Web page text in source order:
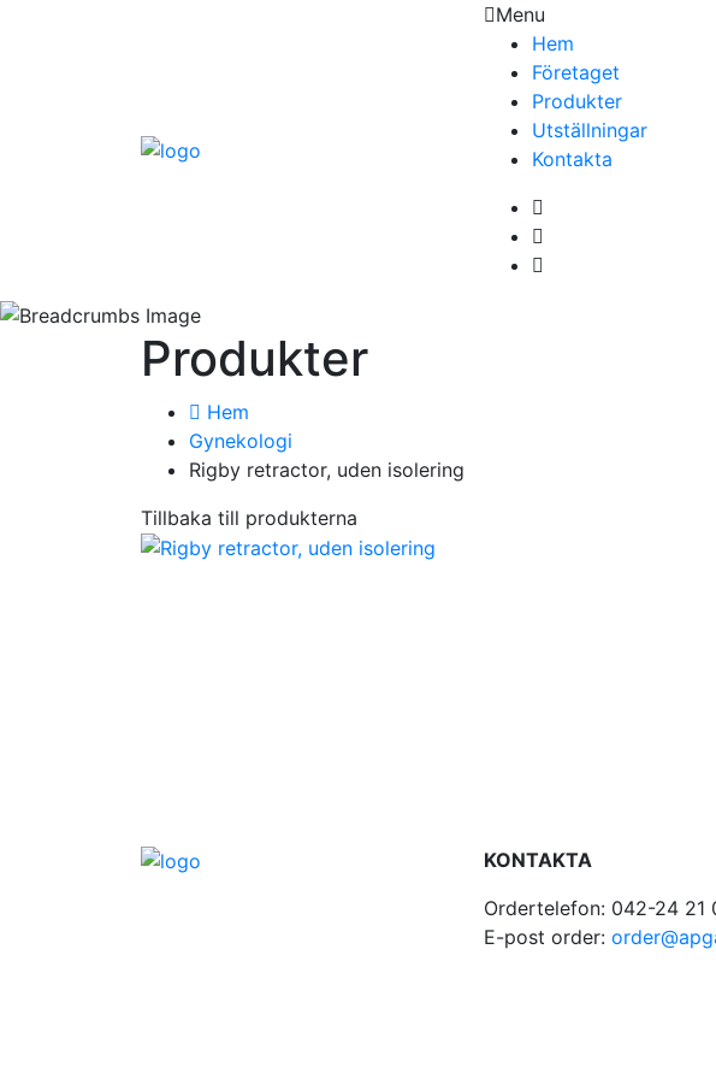
Menu
Hem
Företaget
Produkter
Utställningar
Kontakta
Produkter
Hem
Gynekologi
Rigby retractor, uden isolering
Tillbaka till produkterna
KONTAKTA
Ordertelefon: 042-24 21
E-post order: